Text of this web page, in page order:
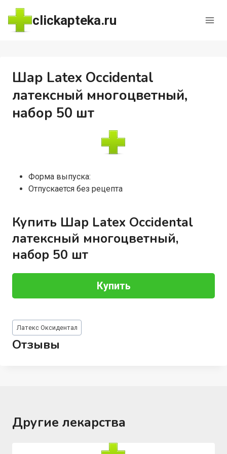
Перейти
содержимому
clickapteka.ru
Шар Latex Occidental
латексный многоцветный,
набор 50 шт
Форма выпуска:
Отпускается без рецепта
Купить Шар Latex Occidental
латексный многоцветный,
набор 50 шт
Купить
Метки
записи:
Латекс Оксидентал
Отзывы
Другие лекарства